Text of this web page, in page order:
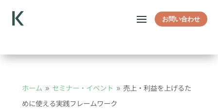
お問い合わせ
ホーム 9 セミナー・イベント 9 売上・利益を上げるた
めに使える実践フレームワーク